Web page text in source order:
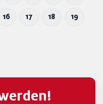
16 17 18 19